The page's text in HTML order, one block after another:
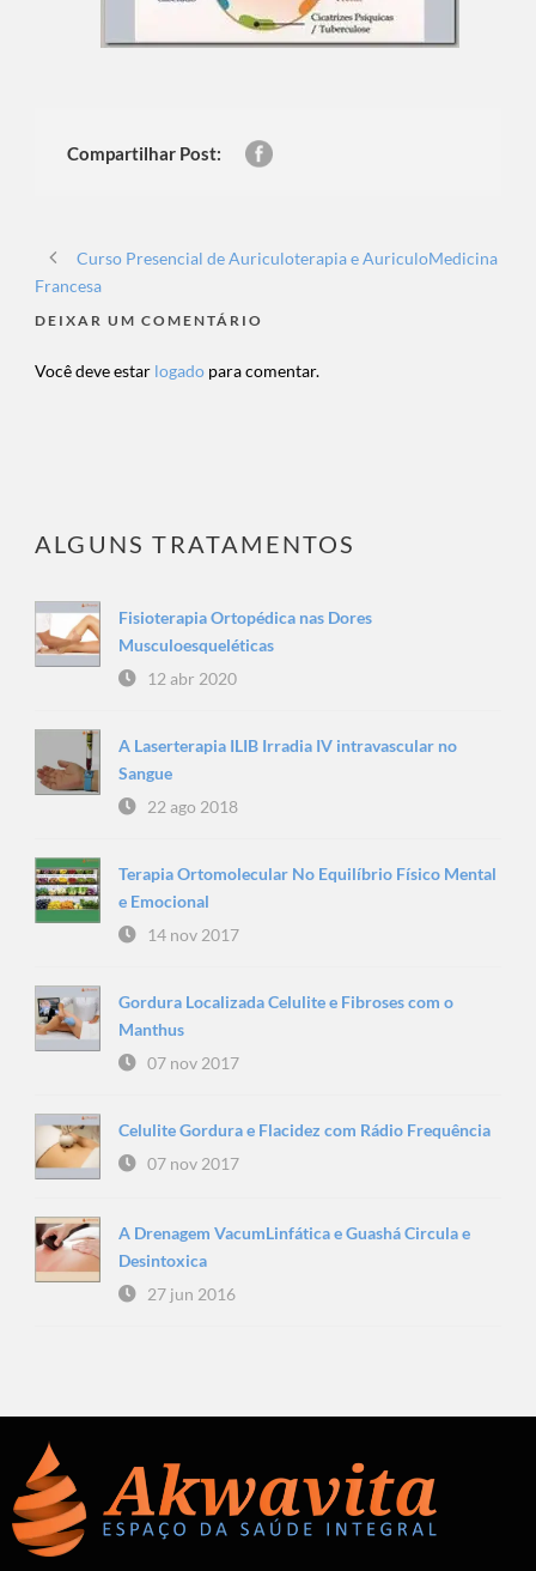
Compartilhar Post:
Curso Presencial de Auriculoterapia e AuriculoMedicina
Francesa
DEIXAR UM COMENTÁRIO
Você deve estar logado para comentar.
ALGUNS TRATAMENTOS
Fisioterapia Ortopédica nas Dores
Musculoesqueléticas
12 abr 2020
A Laserterapia ILIB Irradia IV intravascular no
Sangue
22 ago 2018
Terapia Ortomolecular No Equilíbrio Físico Mental
e Emocional
14 nov 2017
Gordura Localizada Celulite e Fibroses com o
Manthus
07 nov 2017
Celulite Gordura e Flacidez com Rádio Frequência
07 nov 2017
A Drenagem VacumLinfática e Guashá Circula e
Desintoxica
27 jun 2016